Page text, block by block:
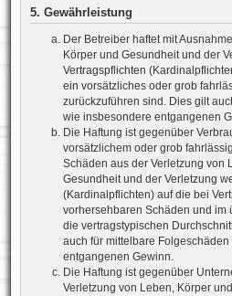
5. Gewährleistung
Der Betreiber haftet mit
Körper und Gesundheit und der
Vertragspflichten
ein vorsätzliches oder grob
zurückzuführen sind. Dies gilt
wie insbesondere entgangenen
Die Haftung ist gegenüber
vorsätzlichem oder grob
Schäden aus der Verletzung von
Gesundheit und der Verletzung
(Kardinalpflichten) auf die bei
vorhersehbaren Schäden und im
die vertragstypischen
auch für mittelbare
entgangenen Gewinn.
Die Haftung ist gegenüber
Verletzung von Leben, Körper